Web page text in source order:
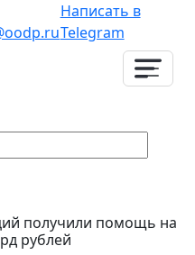
Написать в
Telegram
получили помощь на
рублей